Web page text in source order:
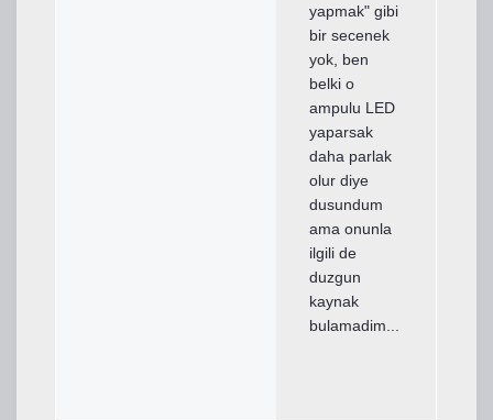
yapmak" gibi
bir secenek
yok, ben
belki o
ampulu LED
yaparsak
daha parlak
olur diye
dusundum
ama onunla
ilgili de
duzgun
kaynak
bulamadim...